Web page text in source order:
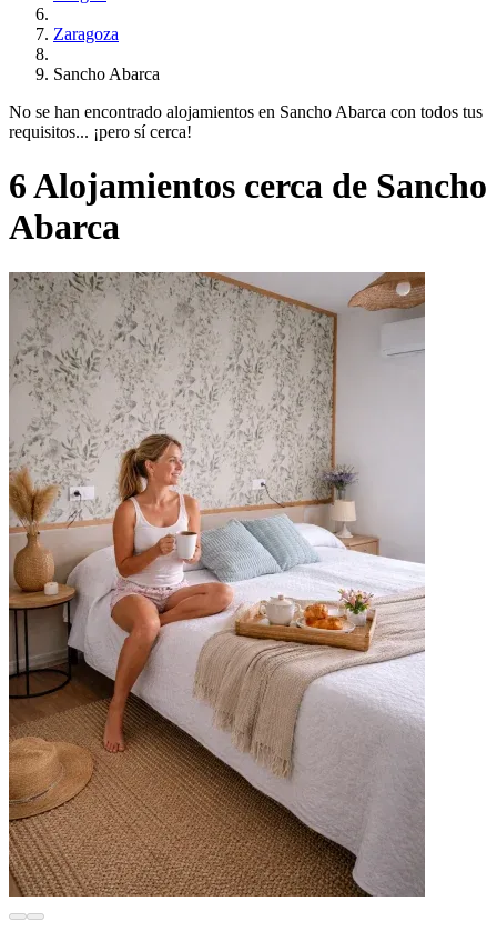
Zaragoza
Sancho Abarca
No se han encontrado alojamientos en Sancho Abarca con todos tus
requisitos... ¡pero sí cerca!
6 Alojamientos cerca de Sancho
Abarca